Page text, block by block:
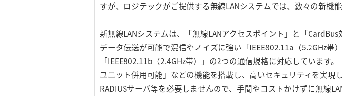
すが、ロジテックがご提供する無線LANシステムでは、数々の新機
新無線LANシステムは、「無線LANアクセスポイント」と「
データ伝送が可能で混信やノイズに強い「IEEE802.11a（5.2GHz帯
「IEEE802.11b（2.4GHz帯）」の2つの通信規格に対応しています
ユニット併用可能」などの機能を搭載し、高いセキュリティを実現
RADIUSサーバ等を必要しませんので、手間やコストかけずに無線